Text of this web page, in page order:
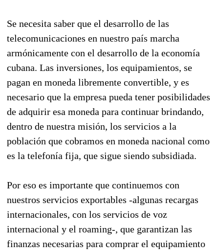
Se necesita saber que el desarrollo de las
telecomunicaciones en nuestro país marcha
armónicamente con el desarrollo de la economía
cubana. Las inversiones, los equipamientos, se
pagan en moneda libremente convertible, y es
necesario que la empresa pueda tener posibilidades
de adquirir esa moneda para continuar brindando,
dentro de nuestra misión, los servicios a la
población que cobramos en moneda nacional como
es la telefonía fija, que sigue siendo subsidiada.
Por eso es importante que continuemos con
nuestros servicios exportables -algunas recargas
internacionales, con los servicios de voz
internacional y el roaming-, que garantizan las
finanzas necesarias para comprar el equipamiento